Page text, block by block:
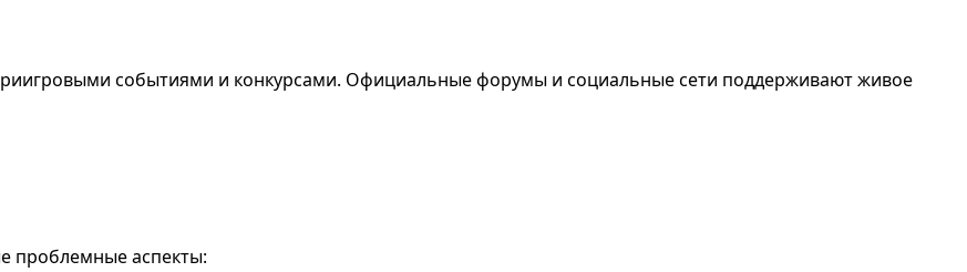
событиями и конкурсами. Официальные форумы и социальные сети поддерживают живое
проблемные аспекты: